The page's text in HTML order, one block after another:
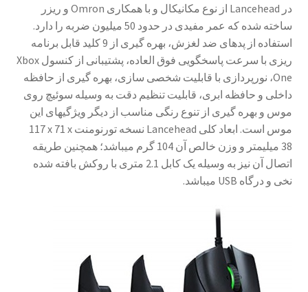
در Lancehead از نوع مکانیکال و با همکاری Omronو ریزر
ساخته شده که عمر مفیدی در حدود 50 میلیون ضربه را دارد.
استفاده از پدهای ضد لغزش، بهره گیری از 9 کلید قابل برنامه
ریزی با سرعت پاسخ­گویی فوق العاده، پشتیبانی از کنسول Xbox
One، نورپردازی با قابلیت شخصی سازی، بهره گیری از حافظه
داخلی و حافظه ابری، قابلیت تنظیم دقت به وسیله سوئیچ روی
موس و بهره گیری از تنوع رنگی مناسب از دیگر ویژگی­های این
موس است. ابعاد کلی Lancehead نسخه تورنومنت 117 x 71 x
38
میلی­متر و وزن خالص آن 104 گرم می­باشد؛ همچنین طریقه
اتصال آن نیز به وسیله یک کابل 2.1 متری با روکش بافته شده
نخی و درگاه USB می­باشد.